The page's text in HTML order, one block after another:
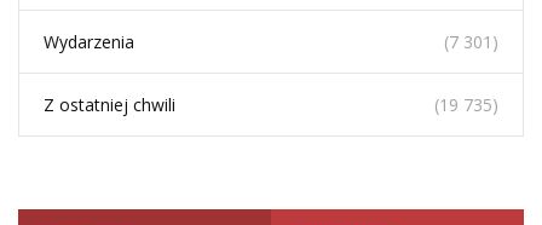
Wydarzenia (7 301)
Z ostatniej chwili (19 735)